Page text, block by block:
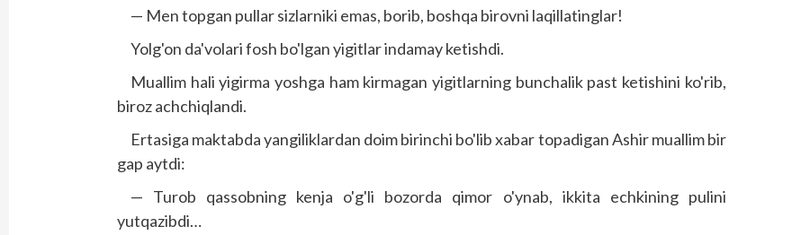
— Men topgan pullar sizlarniki emas, borib, boshqa birovni laqillatinglar!
Yolg'on da'volari fosh bo'lgan yigitlar indamay ketishdi.
Muallim hali yigirma yoshga ham kirmagan yigitlarning bunchalik past ketishini ko'rib,
biroz achchiqlandi.
Ertasiga maktabda yangiliklardan doim birinchi bo'lib xabar topadigan Ashir muallim bir
gap aytdi:
— Turob qassobning kenja o'g'li bozorda qimor o'ynab, ikkita echkining pulini
yutqazibdi…